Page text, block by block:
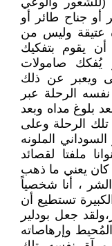
أو جناح طائر أو
عتيقة وليس من
أن يقوم بتفكيك
يُفكك صامولات
ويعبر عن ذلك
نفسه الرحلة عبر
بلوغ مداه وبعد
الرحلة وعلى
الملونه
ملفتا لقصائد
كان يعني ما ذهب
، أنا شخصياً
تستطيع أن
جعل بودلير
وإرهاصاته